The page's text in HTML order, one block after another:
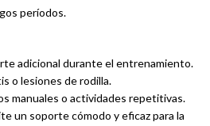
períodos.
adicional durante el entrenamiento.
o lesiones de rodilla.
manuales o actividades repetitivas.
un soporte cómodo y eficaz para la